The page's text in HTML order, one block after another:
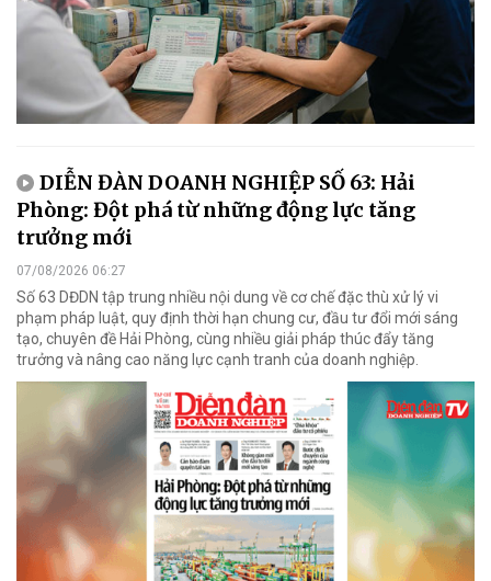
DIỄN ĐÀN DOANH NGHIỆP SỐ 63: Hải
Phòng: Đột phá từ những động lực tăng
trưởng mới
07/08/2026 06:27
Số 63 DĐDN tập trung nhiều nội dung về cơ chế đặc thù xử lý vi
phạm pháp luật, quy định thời hạn chung cư, đầu tư đổi mới sáng
tạo, chuyên đề Hải Phòng, cùng nhiều giải pháp thúc đẩy tăng
trưởng và nâng cao năng lực cạnh tranh của doanh nghiệp.